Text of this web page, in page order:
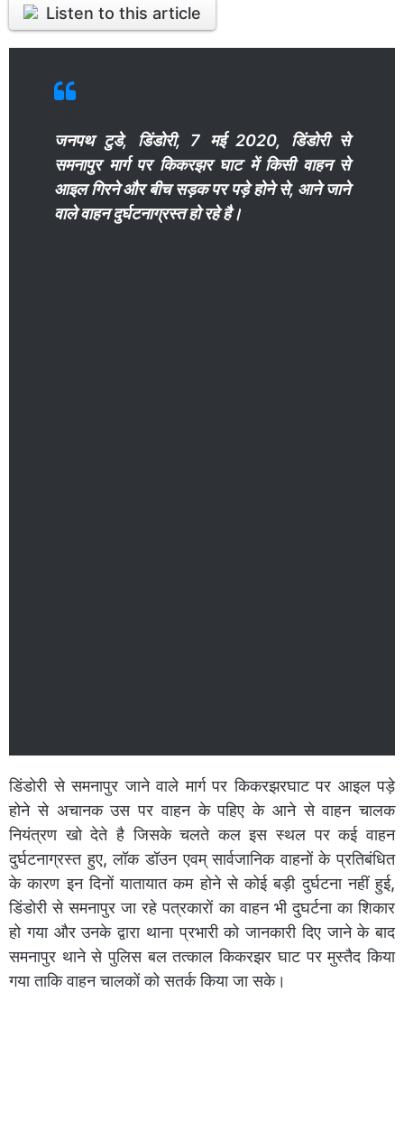
Listen to this article
जनपथ टुडे, डिंडोरी, 7 मई 2020, डिंडोरी से
समनापुर मार्ग पर किकरझर घाट में किसी वाहन से
आइल गिरने और बीच सड़क पर पड़े होने से, आने जाने
वाले वाहन दुर्घटनाग्रस्त हो रहे है।
डिंडोरी से समनापुर जाने वाले मार्ग पर किकरझरघाट पर आइल पड़े
होने से अचानक उस पर वाहन के पहिए के आने से वाहन चालक
नियंत्रण खो देते है जिसके चलते कल इस स्थल पर कई वाहन
दुर्घटनाग्रस्त हुए, लॉक डॉउन एवम् सार्वजानिक वाहनों के प्रतिबंधित
के कारण इन दिनों यातायात कम होने से कोई बड़ी दुर्घटना नहीं हुई,
डिंडोरी से समनापुर जा रहे पत्रकारों का वाहन भी दुघर्टना का शिकार
हो गया और उनके द्वारा थाना प्रभारी को जानकारी दिए जाने के बाद
समनापुर थाने से पुलिस बल तत्काल किकरझर घाट पर मुस्तैद किया
गया ताकि वाहन चालकों को सतर्क किया जा सके।